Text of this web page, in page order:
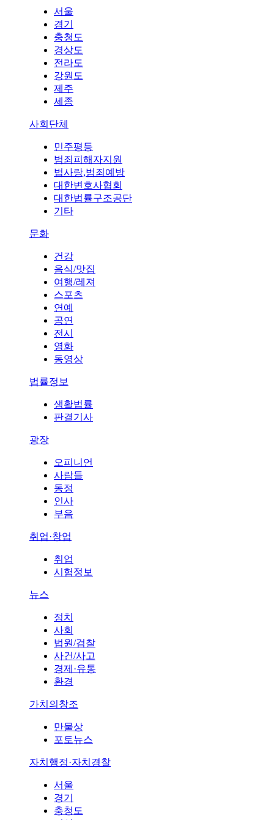
서울
경기
충청도
경상도
전라도
강원도
제주
세종
사회단체
민주평등
범죄피해자지원
법사랑,범죄예방
대한변호사협회
대한법률구조공단
기타
문화
건강
음식/맛집
여행/레져
스포츠
연예
공연
전시
영화
동영상
법률정보
생활법률
판결기사
광장
오피니언
사람들
동정
인사
부음
취업·창업
취업
시험정보
뉴스
정치
사회
법원/검찰
사건/사고
경제·유통
환경
가치의창조
만물상
포토뉴스
자치행정·자치경찰
서울
경기
충청도